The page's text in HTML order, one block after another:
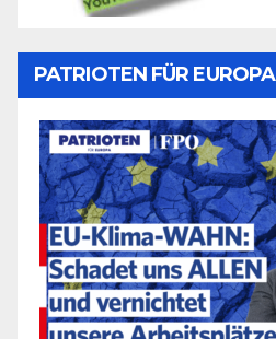
PATRIOTEN FÜR EUROPA